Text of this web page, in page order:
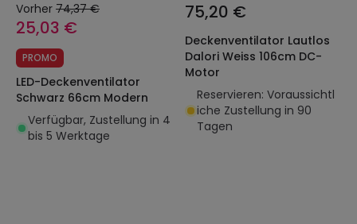
Vorher 74,37 €
25,03 €
PROMO
LED-Deckenventilator
Schwarz 66cm Modern
Verfügbar, Zustellung in 4
bis 5 Werktage
75,20 €
Deckenventilator Lautlos
Dalori Weiss 106cm DC-
Motor
Reservieren: Voraussichtl
iche Zustellung in 90
Tagen